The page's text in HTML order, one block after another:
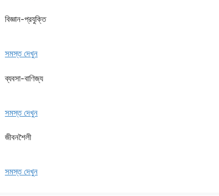
বিজ্ঞান-প্রযুক্তি
সমস্ত দেখুন
ব্যবসা-বাণিজ্য
সমস্ত দেখুন
জীবনশৈলী
সমস্ত দেখুন